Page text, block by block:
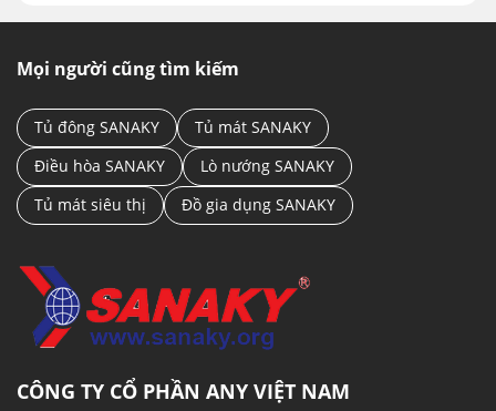
5
Mọi người cũng tìm kiếm
Tủ đông SANAKY
Tủ mát SANAKY
Điều hòa SANAKY
Lò nướng SANAKY
Tủ mát siêu thị
Đồ gia dụng SANAKY
CÔNG TY CỔ PHẦN ANY VIỆT NAM